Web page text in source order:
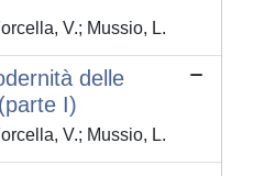
V.; Mussio, L.
delle
I)
V.; Mussio, L.